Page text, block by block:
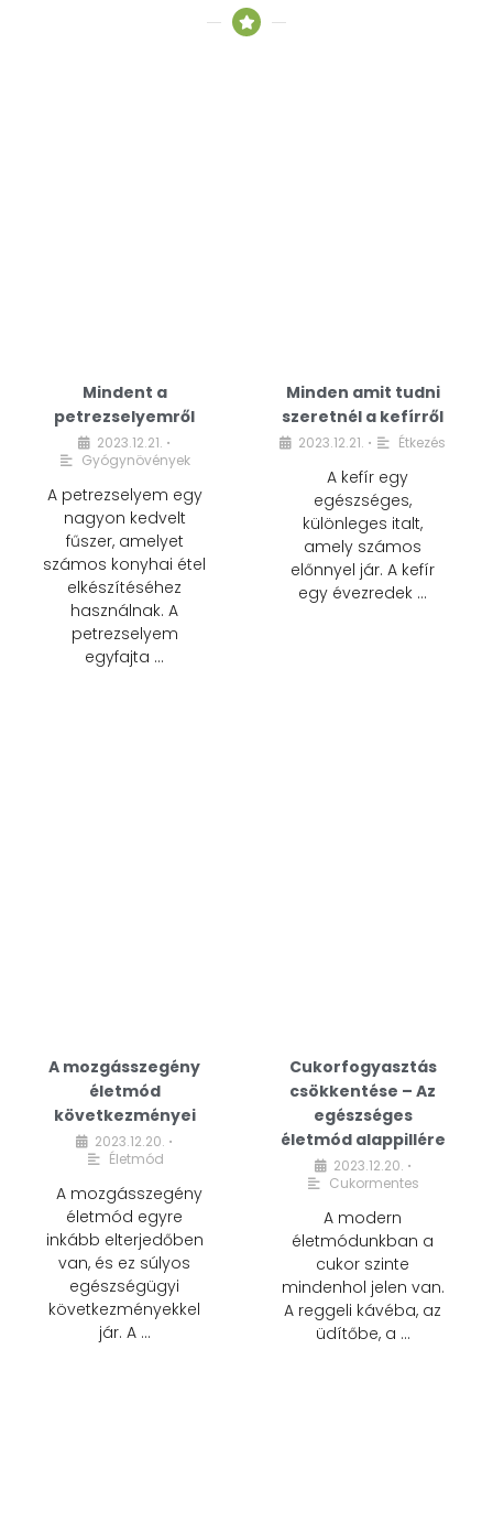
Mindent a
petrezselyemről
2023.12.21. •
Gyógynövények
A petrezselyem egy
nagyon kedvelt
fűszer, amelyet
számos konyhai étel
elkészítéséhez
használnak. A
petrezselyem
egyfajta …
Minden amit tudni
szeretnél a kefírről
2023.12.21. • Étkezés
A kefír egy
egészséges,
különleges italt,
amely számos
előnnyel jár. A kefír
egy évezredek …
A mozgásszegény
életmód
következményei
2023.12.20. •
Életmód
A mozgásszegény
életmód egyre
inkább elterjedőben
van, és ez súlyos
egészségügyi
következményekkel
jár. A …
Cukorfogyasztás
csökkentése – Az
egészséges
életmód alappillére
2023.12.20. •
Cukormentes
A modern
életmódunkban a
cukor szinte
mindenhol jelen van.
A reggeli kávéba, az
üdítőbe, a …